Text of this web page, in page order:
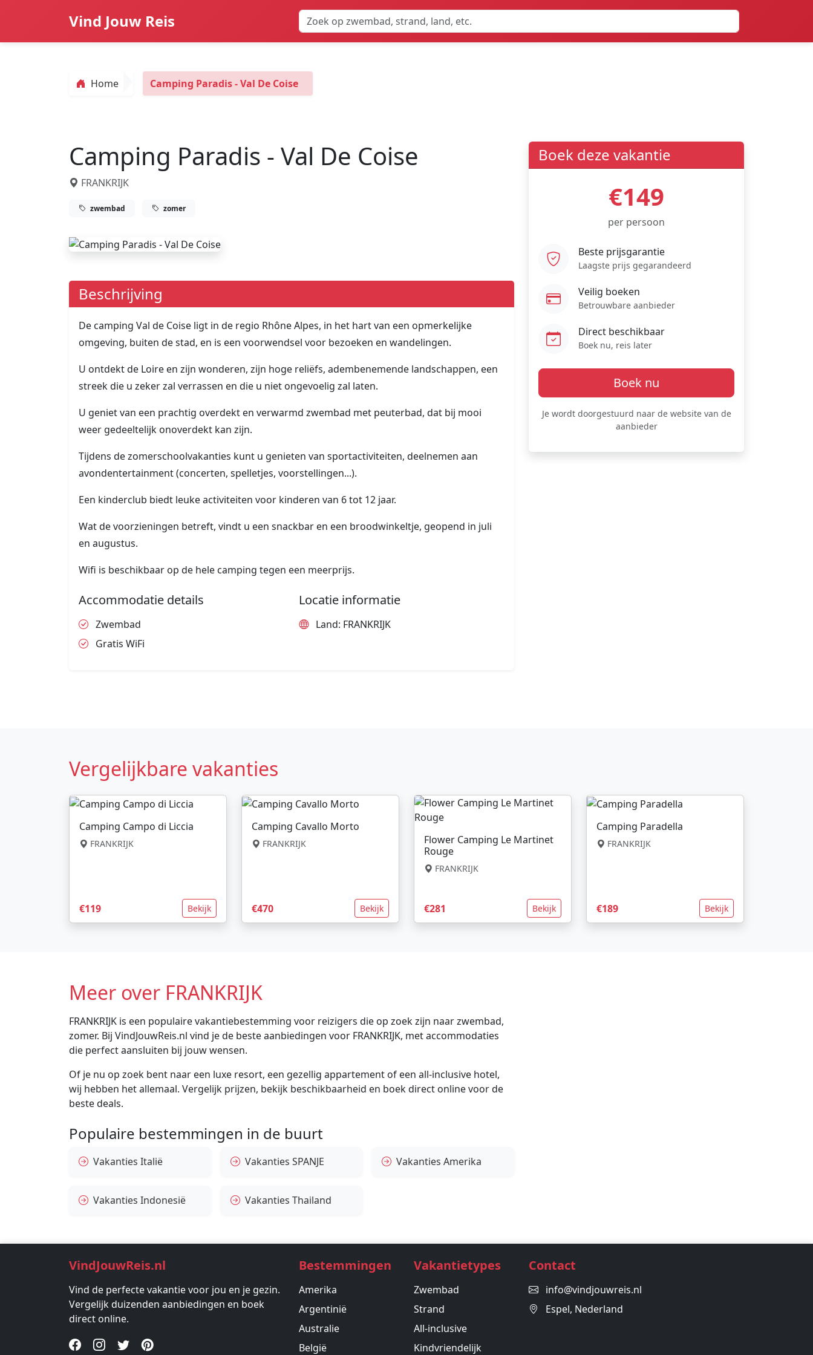
Vind Jouw Reis
Home Camping Paradis - Val De Coise
Camping Paradis - Val De Coise
FRANKRIJK
zwembad zomer
Beschrijving
De camping Val de Coise ligt in de regio Rhône Alpes, in het hart van een opmerkelijke
omgeving, buiten de stad, en is een voorwendsel voor bezoeken en wandelingen.
U ontdekt de Loire en zijn wonderen, zijn hoge reliëfs, adembenemende landschappen, een
streek die u zeker zal verrassen en die u niet ongevoelig zal laten.
U geniet van een prachtig overdekt en verwarmd zwembad met peuterbad, dat bij mooi
weer gedeeltelijk onoverdekt kan zijn.
Tijdens de zomerschoolvakanties kunt u genieten van sportactiviteiten, deelnemen aan
avondentertainment (concerten, spelletjes, voorstellingen...).
Een kinderclub biedt leuke activiteiten voor kinderen van 6 tot 12 jaar.
Wat de voorzieningen betreft, vindt u een snackbar en een broodwinkeltje, geopend in juli
en augustus.
Wifi is beschikbaar op de hele camping tegen een meerprijs.
Accommodatie details
Zwembad
Gratis WiFi
Locatie informatie
Land: FRANKRIJK
Boek deze vakantie
€149
per persoon
Beste prijsgarantie
Laagste prijs gegarandeerd
Veilig boeken
Betrouwbare aanbieder
Direct beschikbaar
Boek nu, reis later
Boek nu
Je wordt doorgestuurd naar de website van de
aanbieder
Vergelijkbare vakanties
Camping Campo di Liccia
FRANKRIJK
€119 Bekijk
Camping Cavallo Morto
FRANKRIJK
€470 Bekijk
Flower Camping Le Martinet
Rouge
FRANKRIJK
€281 Bekijk
Camping Paradella
FRANKRIJK
€189 Bekijk
Meer over FRANKRIJK
FRANKRIJK is een populaire vakantiebestemming voor reizigers die op zoek zijn naar zwembad,
zomer. Bij VindJouwReis.nl vind je de beste aanbiedingen voor FRANKRIJK, met accommodaties
die perfect aansluiten bij jouw wensen.
Of je nu op zoek bent naar een luxe resort, een gezellig appartement of een all-inclusive hotel,
wij hebben het allemaal. Vergelijk prijzen, bekijk beschikbaarheid en boek direct online voor de
beste deals.
Populaire bestemmingen in de buurt
Vakanties Italië Vakanties SPANJE Vakanties Amerika
Vakanties Indonesië Vakanties Thailand
VindJouwReis.nl
Vind de perfecte vakantie voor jou en je gezin.
Vergelijk duizenden aanbiedingen en boek
direct online.
Bestemmingen
Amerika
Argentinië
Australie
België
Vakantietypes
Zwembad
Strand
All-inclusive
Kindvriendelijk
Contact
info@vindjouwreis.nl
Espel, Nederland